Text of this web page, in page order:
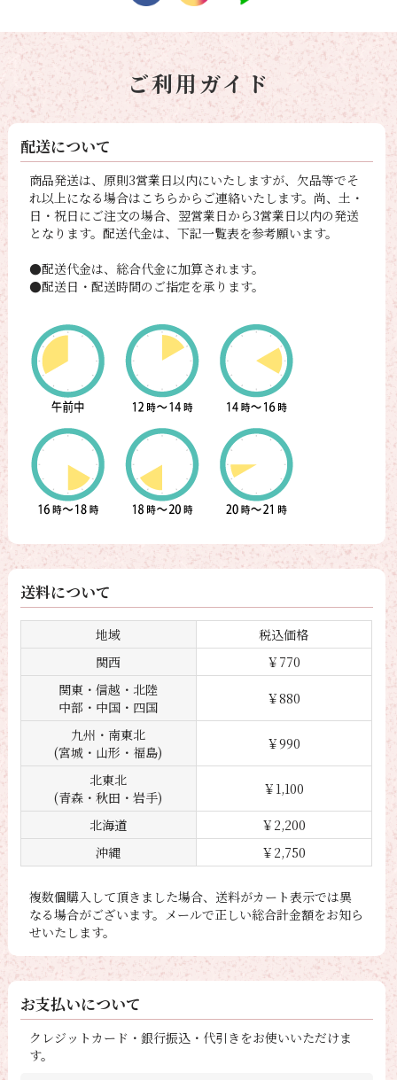
ご利用ガイド
配送について
商品発送は、原則3営業日以内にいたしますが、欠品等でそ
れ以上になる場合はこちらからご連絡いたします。尚、土・
日・祝日にご注文の場合、翌営業日から3営業日以内の発送
となります。配送代金は、下記一覧表を参考願います。
●配送代金は、総合代金に加算されます。
●配送日・配送時間のご指定を承ります。
送料について
地域
税込価格
関西
￥770
関東・信越・北陸
中部・中国・四国
￥880
九州・南東北
(宮城・山形・福島)
￥990
北東北
(青森・秋田・岩手)
￥1,100
北海道
￥2,200
沖縄
￥2,750
複数個購入して頂きました場合、送料がカート表示では異
なる場合がございます。メールで正しい総合計金額をお知ら
せいたします。
お支払いについて
クレジットカード・銀行振込・代引きをお使いいただけま
す。